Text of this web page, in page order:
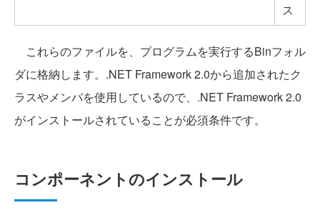
ス
これらのファイルを、プログラムを実行するBinフォル
ダに格納します。.NET Framework 2.0から追加されたク
ラスやメンバを使用しているので、.NET Framework 2.0
がインストールされていることが必須条件です。
コンポーネントのインストール